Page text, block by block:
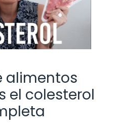
alimentos
el colesterol